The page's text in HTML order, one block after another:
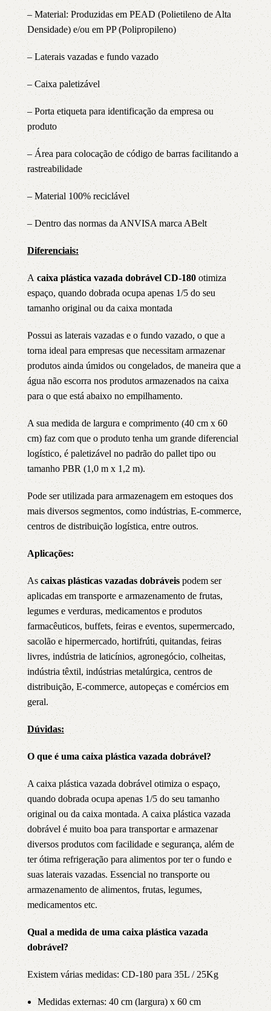
– Material: Produzidas em PEAD (Polietileno de Alta
Densidade) e/ou em PP (Polipropileno)
– Laterais vazadas e fundo vazado
– Caixa paletizável
– Porta etiqueta para identificação da empresa ou
produto
– Área para colocação de código de barras facilitando a
rastreabilidade
– Material 100% reciclável
– Dentro das normas da ANVISA marca ABelt
Diferenciais:
A caixa plástica vazada dobrável CD-180 otimiza
espaço, quando dobrada ocupa apenas 1/5 do seu
tamanho original ou da caixa montada
Possui as laterais vazadas e o fundo vazado, o que a
torna ideal para empresas que necessitam armazenar
produtos ainda úmidos ou congelados, de maneira que a
água não escorra nos produtos armazenados na caixa
para o que está abaixo no empilhamento.
A sua medida de largura e comprimento (40 cm x 60
cm) faz com que o produto tenha um grande diferencial
logístico, é paletizável no padrão do pallet tipo ou
tamanho PBR (1,0 m x 1,2 m).
Pode ser utilizada para armazenagem em estoques dos
mais diversos segmentos, como indústrias, E-commerce,
centros de distribuição logística, entre outros.
Aplicações:
Ascaixas plásticas vazadas dobráveispodem ser
aplicadas em transporte e armazenamento de frutas,
legumes e verduras, medicamentos e produtos
farmacêuticos, buffets, feiras e eventos, supermercado,
sacolão e hipermercado, hortifrúti, quitandas, feiras
livres, indústria de laticínios, agronegócio, colheitas,
indústria têxtil, indústrias metalúrgica, centros de
distribuição, E-commerce, autopeças e comércios em
geral.
Dúvidas:
O que é uma caixa plástica vazada dobrável?
A caixa plástica vazada dobrável otimiza o espaço,
quando dobrada ocupa apenas 1/5 do seu tamanho
original ou da caixa montada. A caixa plástica vazada
dobrável é muito boa para transportar e armazenar
diversos produtos com facilidade e segurança, além de
ter ótima refrigeração para alimentos por ter o fundo e
suas laterais vazadas. Essencial no transporte ou
armazenamento de alimentos, frutas, legumes,
medicamentos etc.
Qual a medida de uma caixa plástica vazada
dobrável?
Existem várias medidas: CD-180 para 35L / 25Kg
Medidas externas: 40 cm (largura) x 60 cm